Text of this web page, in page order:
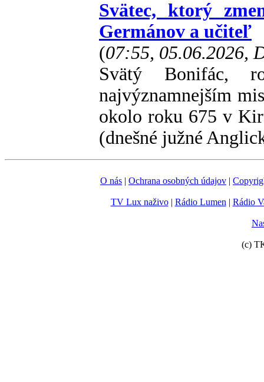
Svätec, ktorý
Germánov a učiteľ
(07:55, 05.06.2026,
Svätý Bonifác,
najvýznamnejším
okolo roku 675 v
(dnešné južné
O nás | Ochrana osobných údajov |
TV Lux naživo| Rádio Lumen | Rádio
(c)